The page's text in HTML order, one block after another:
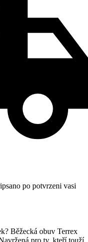
po potvrzeni vasi
Běžecká obuv Terrex